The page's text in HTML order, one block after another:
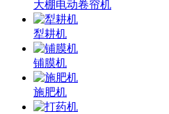
大棚电动卷帘机
犁耕机
铺膜机
施肥机